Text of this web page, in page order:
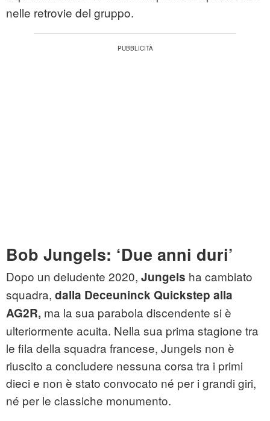
nelle retrovie del gruppo.
Bob Jungels: ‘Due anni duri’
Dopo un deludente 2020, Jungels ha cambiato
squadra, dalla Deceuninck Quickstep alla
AG2R, ma la sua parabola discendente si è
ulteriormente acuita. Nella sua prima stagione tra
le fila della squadra francese, Jungels non è
riuscito a concludere nessuna corsa tra i primi
dieci e non è stato convocato né per i grandi giri,
né per le classiche monumento.